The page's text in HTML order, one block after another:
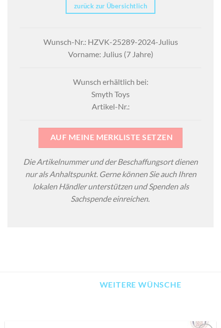
zurück zur Übersichtlich
Wunsch-Nr.: HZVK-25289-2024-Julius
Vorname: Julius (7 Jahre)
Wunsch erhältlich bei:
Smyth Toys
Artikel-Nr.:
AUF MEINE MERKLISTE SETZEN
Die Artikelnummer und der Beschaffungsort dienen
nur als Anhaltspunkt. Gerne können Sie auch Ihren
lokalen Händler unterstützen und Spenden als
Sachspende einreichen.
WEITERE WÜNSCHE